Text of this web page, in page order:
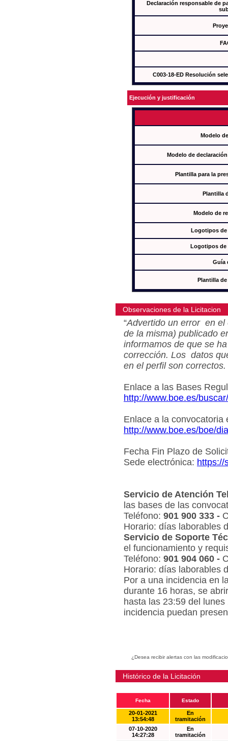
Declaración responsable de
C003-18-ED Resolución
Ejecución y justificación
Modelo
Modelo de
Plantilla para la
Plantilla
Modelo de
Logotipos de
Logotipos de
Guía
Plantilla
Observaciones de la Licitacion
“Advertido un error en el
de la misma) publicado
informamos de que se
corrección. Los datos
en el perfil son correctos.
Enlace a las Bases
http://www.boe.es/
Enlace a la convocatoria
http://www.boe.es/boe/
Fecha Fin Plazo de
Sede electrónica: https://
Servicio de Atención
las bases de las
Teléfono: 901 900 333 -
Horario: días laborables
Servicio de Soporte
el funcionamiento y
Teléfono: 901 904 060 -
Horario: días laborables
Por a una incidencia en
durante 16 horas, se
hasta las 23:59 del
incidencia puedan
¿Desea recibir alertas con las
Histórico de la Licitación
Fecha Estado
20-01-2021
13:54:48
En
tramitación
07-10-2020
14:27:28
En
tramitación